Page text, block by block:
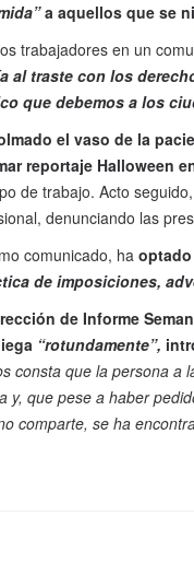
a aquellos que se
trabajadores en un
al traste con los
que debemos a los
el vaso de la
reportaje Halloween
de trabajo. Acto
denunciando las
comunicado, ha
de imposiciones,
de Informe
“rotundamente”,
consta que la persona a
y, que pese a haber
comparte, se ha